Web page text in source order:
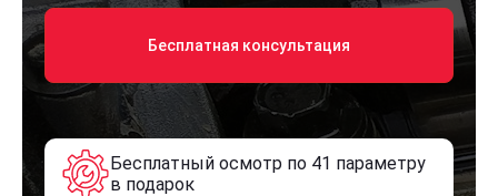
Бесплатная консультация
Бесплатный осмотр по 41 параметру
в подарок